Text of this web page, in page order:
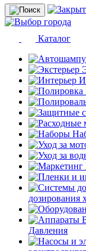
Каталог
дозирования
Давления